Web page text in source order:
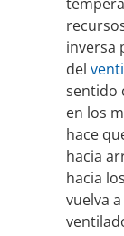
inversa
del
sentido
en los
hace
hacia
hacia
vuelva